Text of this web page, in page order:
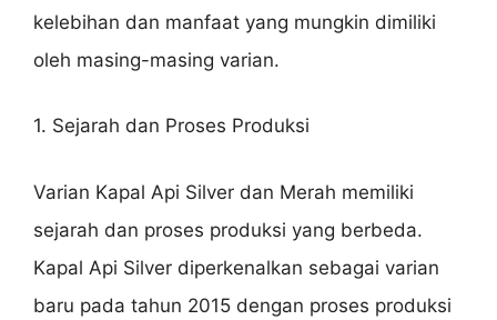
kelebihan dan manfaat yang mungkin dimiliki
oleh masing-masing varian.
1. Sejarah dan Proses Produksi
Varian Kapal Api Silver dan Merah memiliki
sejarah dan proses produksi yang berbeda.
Kapal Api Silver diperkenalkan sebagai varian
baru pada tahun 2015 dengan proses produksi